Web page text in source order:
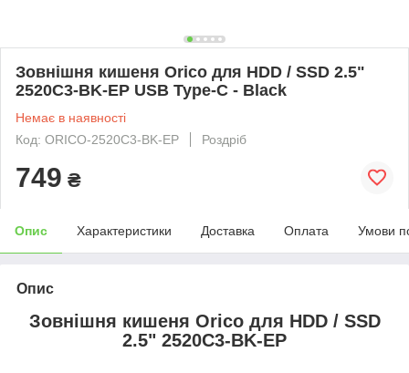
Зовнішня кишеня Orico для HDD / SSD 2.5"
2520C3-BK-EP USB Type-C - Black
Немає в наявності
Код: ORICO-2520C3-BK-EP
Роздріб
749 ₴
Опис Характеристики Доставка Оплата Умови
Опис
Зовнішня кишеня Orico для HDD / SSD
2.5" 2520C3-BK-EP